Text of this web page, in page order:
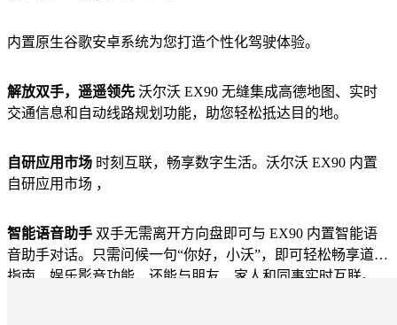
内置原生谷歌安卓系统为您打造个性化驾驶体验。
解放双手，遥遥领先 沃尔沃 EX90 无缝集成高德地图、实时
交通信息和自动线路规划功能，助您轻松抵达目的地。
自研应用市场 时刻互联，畅享数字生活。沃尔沃 EX90 内置
自研应用市场 ，
智能语音助手 双手无需离开方向盘即可与 EX90 内置智能语
音助手对话。只需问候一句“你好，小沃”，即可轻松畅享道路
指南、娱乐影音功能，还能与朋友、家人和同事实时互联。